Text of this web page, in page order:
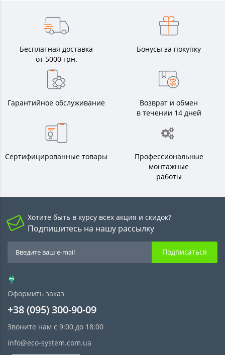
Бесплатная доставка
от 5000 грн.
Бонусы за покупку
Гарантийное обслуживание
Возврат и обмен
в течении 14 дней
Сертифицированные товары
Профессиональные
монтажные
работы
Хотите быть в курсу всех акция и скидок?
Подпишитесь на нашу рассылку
Подписаться
Оформить заказ
+38 (095) 300-90-09
Звоните нам с 9:00 до 18:00
info@eco-system.com.ua